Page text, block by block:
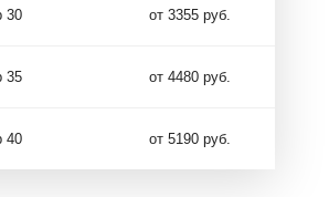
30 от 3355 руб.
35 от 4480 руб.
40 от 5190 руб.